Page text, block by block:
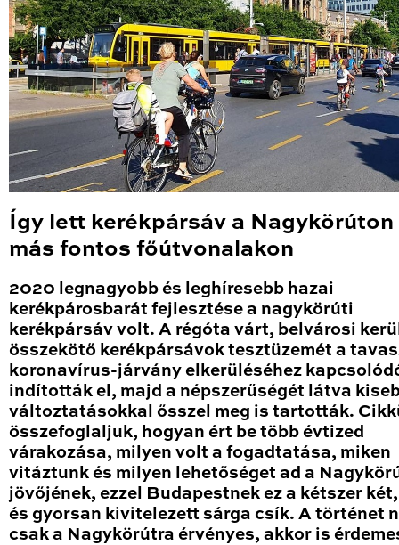
Így lett kerékpársáv a Nagykörúton
más fontos főútvonalakon
2020 legnagyobb és leghíresebb hazai
kerékpárosbarát fejlesztése a nagykörúti
kerékpársáv volt. A régóta várt, belvárosi
összekötő kerékpársávok tesztüzemét a
koronavírus-járvány elkerüléséhez
indították el, majd a népszerűségét látva
változtatásokkal ősszel meg is tartották.
összefoglaljuk, hogyan ért be több évtized
várakozása, milyen volt a fogadtatása, miken
vitáztunk és milyen lehetőséget ad a
jövőjének, ezzel Budapestnek ez a kétszer
és gyorsan kivitelezett sárga csík. A történet
csak a Nagykörútra érvényes, akkor is